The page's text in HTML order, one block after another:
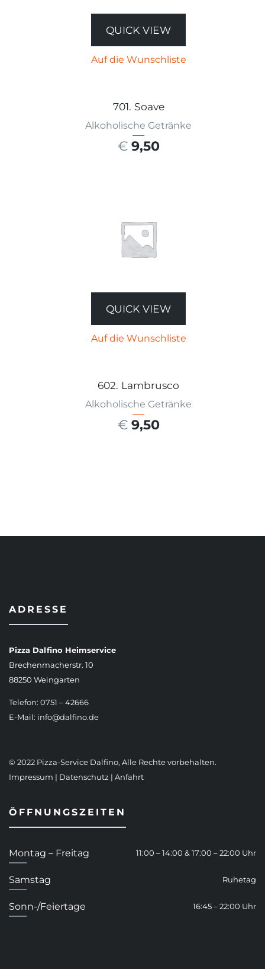
QUICK VIEW
Auf die Wunschliste
701. Soave
Alkoholische Getränke
€ 9,50
QUICK VIEW
Auf die Wunschliste
602. Lambrusco
Alkoholische Getränke
€ 9,50
ADRESSE
Pizza Dalfino Heimservice
Brechenmacherstr. 10
88250 Weingarten
Telefon: 0751 – 42666
E-Mail: info@dalfino.de
© 2022 Pizza-Service Dalfino, Alle Rechte vorbehalten.
Impressum | Datenschutz | Anfahrt
ÖFFNUNGSZEITEN
Montag – Freitag 11:00 – 14:00 & 17:00 – 22:00 Uhr
Samstag Ruhetag
Sonn-/Feiertage 16:45 – 22:00 Uhr